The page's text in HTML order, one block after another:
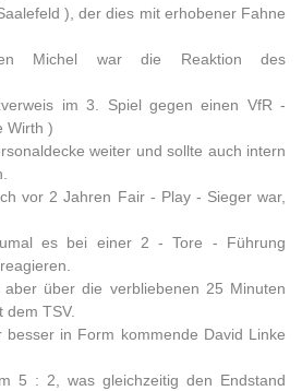
), der dies mit erhobener Fahne
Michel war die Reaktion des
im 3. Spiel gegen einen VfR -
Wirth )
weiter und sollte auch intern
vor 2 Jahren Fair - Play - Sieger war,
es bei einer 2 - Tore - Führung
über die verbliebenen 25 Minuten
dem TSV.
in Form kommende David Linke
5 : 2, was gleichzeitig den Endstand